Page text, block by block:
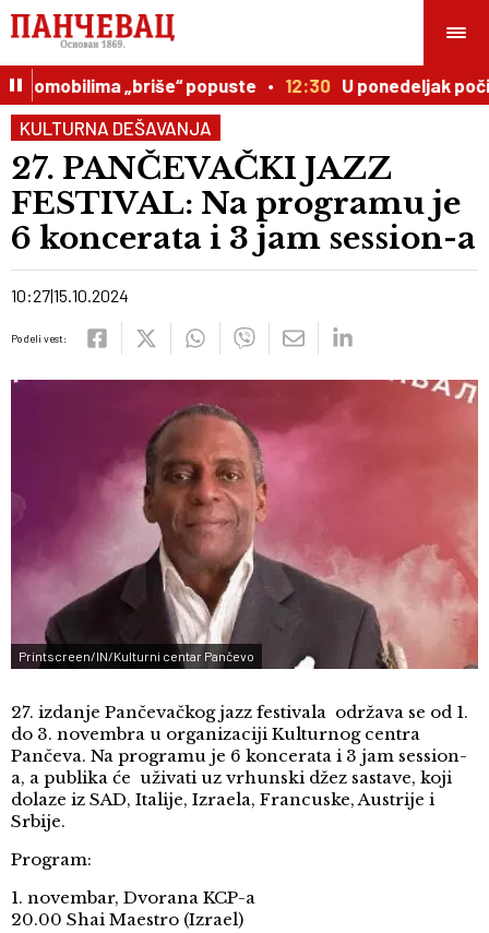
„briše“ popuste 12:30 U ponedeljak
KULTURNA DEŠAVANJA
27. PANČEVAČKI JAZZ
FESTIVAL: Na programu je
6 koncerata i 3 jam session-a
10:2715.10.2024
Podeli vest:
Printscreen/IN/Kulturni centar Pančevo
27. izdanje Pančevačkog jazz festivala održava se od 1.
do 3. novembra u organizaciji Kulturnog centra
Pančeva. Na programu je 6 koncerata i 3 jam session-
a, a publika će uživati uz vrhunski džez sastave, koji
dolaze iz SAD, Italije, Izraela, Francuske, Austrije i
Srbije.
Program:
1. novembar, Dvorana KCP-a
20.00 Shai Maestro (Izrael)